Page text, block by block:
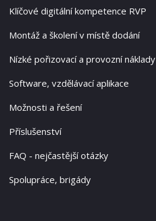
Klíčové digitální kompetence RVP
Montáž a školení v místě dodání
Nízké pořizovací a provozní náklady
Software, vzdělávací aplikace
Možnosti a řešení
Příslušenství
FAQ - nejčastější otázky
Spolupráce, brigády